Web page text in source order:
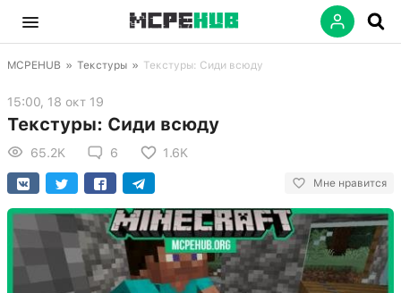
MCPEHUB » Текстуры » Текстуры: Сиди всюду
15:00, 18 окт 19
Текстуры: Сиди всюду
65.2K 6 1.6K
Мне нравится